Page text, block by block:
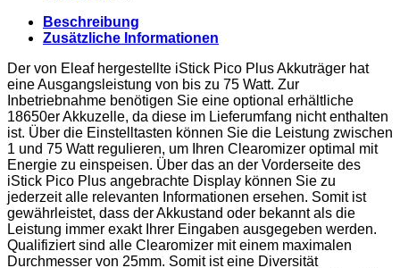
Beschreibung
Zusätzliche Informationen
Der von Eleaf hergestellte iStick Pico Plus Akkuträger hat
eine Ausgangsleistung von bis zu 75 Watt. Zur
Inbetriebnahme benötigen Sie eine optional erhältliche
18650er Akkuzelle, da diese im Lieferumfang nicht enthalten
ist. Über die Einstelltasten können Sie die Leistung zwischen
1 und 75 Watt regulieren, um Ihren Clearomizer optimal mit
Energie zu einspeisen. Über das an der Vorderseite des
iStick Pico Plus angebrachte Display können Sie zu
jederzeit alle relevanten Informationen ersehen. Somit ist
gewährleistet, dass der Akkustand oder bekannt als die
Leistung immer exakt Ihrer Eingaben ausgegeben werden.
Qualifiziert sind alle Clearomizer mit einem maximalen
Durchmesser von 25mm. Somit ist eine Diversität